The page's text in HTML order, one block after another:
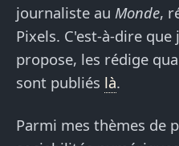
journaliste au Monde,
Pixels. C'est-à-dire
propose, les rédige
sont publiés là.
Parmi mes thèmes de